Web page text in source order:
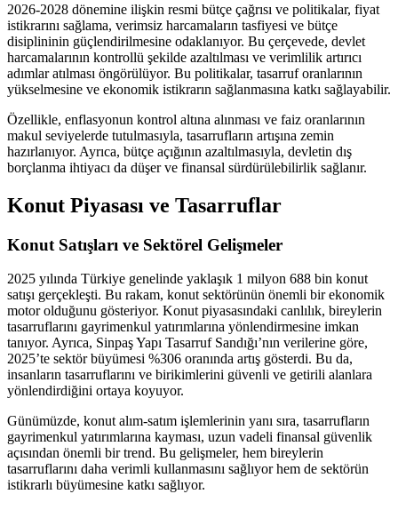
2026-2028 dönemine ilişkin resmi bütçe çağrısı ve politikalar, fiyat
istikrarını sağlama, verimsiz harcamaların tasfiyesi ve bütçe
disiplininin güçlendirilmesine odaklanıyor. Bu çerçevede, devlet
harcamalarının kontrollü şekilde azaltılması ve verimlilik artırıcı
adımlar atılması öngörülüyor. Bu politikalar, tasarruf oranlarının
yükselmesine ve ekonomik istikrarın sağlanmasına katkı sağlayabilir.
Özellikle, enflasyonun kontrol altına alınması ve faiz oranlarının
makul seviyelerde tutulmasıyla, tasarrufların artışına zemin
hazırlanıyor. Ayrıca, bütçe açığının azaltılmasıyla, devletin dış
borçlanma ihtiyacı da düşer ve finansal sürdürülebilirlik sağlanır.
Konut Piyasası ve Tasarruflar
Konut Satışları ve Sektörel Gelişmeler
2025 yılında Türkiye genelinde yaklaşık 1 milyon 688 bin konut
satışı gerçekleşti. Bu rakam, konut sektörünün önemli bir ekonomik
motor olduğunu gösteriyor. Konut piyasasındaki canlılık, bireylerin
tasarruflarını gayrimenkul yatırımlarına yönlendirmesine imkan
tanıyor. Ayrıca, Sinpaş Yapı Tasarruf Sandığı’nın verilerine göre,
2025’te sektör büyümesi %306 oranında artış gösterdi. Bu da,
insanların tasarruflarını ve birikimlerini güvenli ve getirili alanlara
yönlendirdiğini ortaya koyuyor.
Günümüzde, konut alım-satım işlemlerinin yanı sıra, tasarrufların
gayrimenkul yatırımlarına kayması, uzun vadeli finansal güvenlik
açısından önemli bir trend. Bu gelişmeler, hem bireylerin
tasarruflarını daha verimli kullanmasını sağlıyor hem de sektörün
istikrarlı büyümesine katkı sağlıyor.